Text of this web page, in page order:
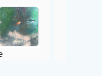
Veröffentlicht auf